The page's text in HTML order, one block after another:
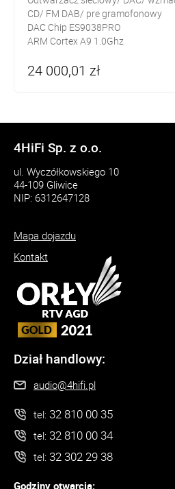
CD/ FM DAB/ pre gramofonowy
DAC Chip ES9038PRO
ARM Cortex A9 1.0Ghz
24 000,01 zł
4HiFi Sp. z o.o.
ul. Wyczółkowskiego 10
44-109 Gliwice
NIP: 6312647128
Mapa dojazdu
Kontakt
Dział handlowy:
audio@4hifi.pl
tel: 32 810 00 35
tel: 32 810 00 34
tel: 32 302 29 38
Godziny otwarcia: